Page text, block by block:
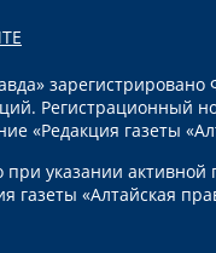
Регистрационный
«Редакция газеты
указании
газеты «Алтайская